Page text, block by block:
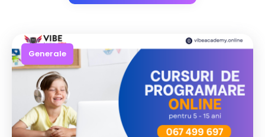
Generale